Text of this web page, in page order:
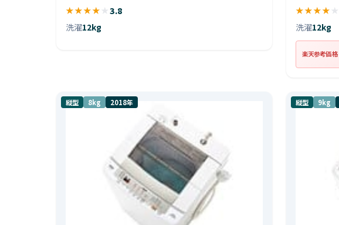
★★★★ ★ 3.8
洗濯12kg
★★★★ ★
洗濯12kg
楽天参考価格
縦型 8kg 2018年 縦型 9kg